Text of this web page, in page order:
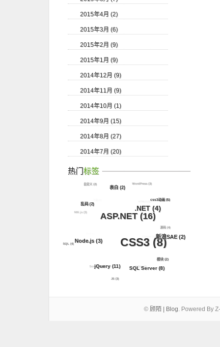
2015年4月 (2)
2015年3月 (6)
2015年2月 (9)
2015年1月 (9)
2014年12月 (9)
2014年11月 (9)
2014年10月 (1)
2014年9月 (15)
2014年8月 (27)
2014年7月 (20)
热门标签
jQuery(11)
Node.js(3)
SQL (4)
SongKer(2)
JS(3)
SQL Server(8)
CSS3(8)
ASP.NET(16)
乱码(2)
NW.js (3)
Z-Blog(2)
模块(2)
新浪SAE(2)
.NET(4)
表白 (2)
自定义 (2)
源码(4)
css3动画(5)
WordPress (3)
(5)
© 顾陌 | Blog. Powered By